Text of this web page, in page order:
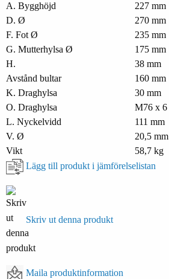
A. Bygghöjd
227 mm
D. Ø
270 mm
F. Fot Ø
235 mm
G. Mutterhylsa Ø
175 mm
H.
38 mm
Avstånd bultar
160 mm
K. Draghylsa
30 mm
O. Draghylsa
M76 x 6
L. Nyckelvidd
111 mm
V. Ø
20,5 mm
Vikt
58,7 kg
Lägg till produkt i jämförelselistan
Skriv ut denna produkt
Maila produktinformation